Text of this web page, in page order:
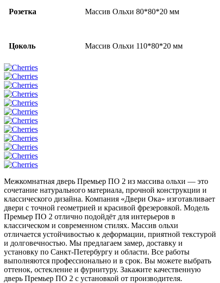
Розетка Массив Ольхи 80*80*20 мм
Цоколь Массив Ольхи 110*80*20 мм
Межкомнатная дверь Премьер ПО 2 из массива ольхи — это
сочетание натурального материала, прочной конструкции и
классического дизайна. Компания «Двери Ока» изготавливает
двери с точной геометрией и красивой фрезеровкой. Модель
Премьер ПО 2 отлично подойдёт для интерьеров в
классическом и современном стилях. Массив ольхи
отличается устойчивостью к деформации, приятной текстурой
и долговечностью. Мы предлагаем замер, доставку и
установку по Санкт-Петербургу и области. Все работы
выполняются профессионально и в срок. Вы можете выбрать
оттенок, остекление и фурнитуру. Закажите качественную
дверь Премьер ПО 2 с установкой от производителя.